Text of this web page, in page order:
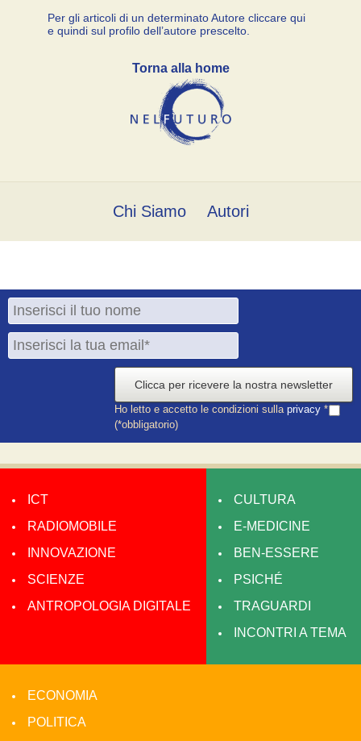
Per gli articoli di un determinato Autore cliccare qui
e quindi sul profilo dell’autore prescelto.
Torna alla home
Chi Siamo Autori
Clicca per ricevere la nostra newsletter
Ho letto e accetto le condizioni sulla privacy *
(*obbligatorio)
ICT
RADIOMOBILE
INNOVAZIONE
SCIENZE
ANTROPOLOGIA DIGITALE
CULTURA
E-MEDICINE
BEN-ESSERE
PSICHÉ
TRAGUARDI
INCONTRI A TEMA
ECONOMIA
POLITICA